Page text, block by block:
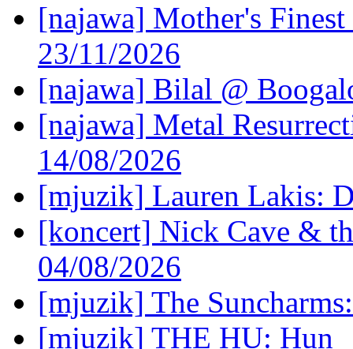
[najawa] Mother's
23/11/2026
[najawa] Bilal @
[najawa] Metal
14/08/2026
[mjuzik] Lauren Lakis:
[koncert] Nick Cave &
04/08/2026
[mjuzik] The
[mjuzik] THE HU: Hun